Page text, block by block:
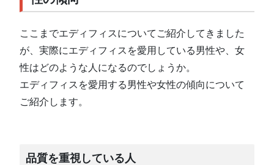
ここまでエディフィスについてご紹介してきました
が、実際にエディフィスを愛用している男性や、女
性はどのような人になるのでしょうか。
エディフィスを愛用する男性や女性の傾向について
ご紹介します。
品質を重視している人